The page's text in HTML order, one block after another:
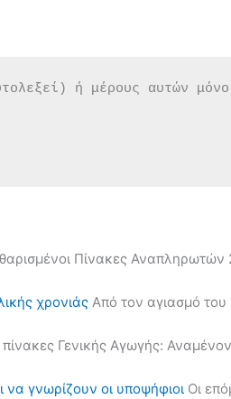
ή μέρους αυτών
Πίνακες Αναπληρωτών
χρονιάς Από τον αγιασμό του
Γενικής Αγωγής:
γνωρίζουν οι υποψήφιοι Οι